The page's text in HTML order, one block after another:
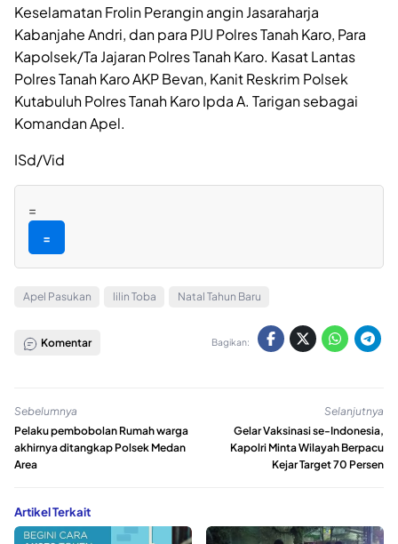
Keselamatan Frolin Perangin angin Jasaraharja
Kabanjahe Andri, dan para PJU Polres Tanah Karo, Para
Kapolsek/Ta Jajaran Polres Tanah Karo. Kasat Lantas
Polres Tanah Karo AKP Bevan, Kanit Reskrim Polsek
Kutabuluh Polres Tanah Karo Ipda A. Tarigan sebagai
Komandan Apel.
ISd/Vid
=
=
Apel Pasukan lilin Toba Natal Tahun Baru
Komentar Bagikan:
Sebelumnya
Pelaku pembobolan Rumah warga
akhirnya ditangkap Polsek Medan
Area
Selanjutnya
Gelar Vaksinasi se-Indonesia,
Kapolri Minta Wilayah Berpacu
Kejar Target 70 Persen
Artikel Terkait